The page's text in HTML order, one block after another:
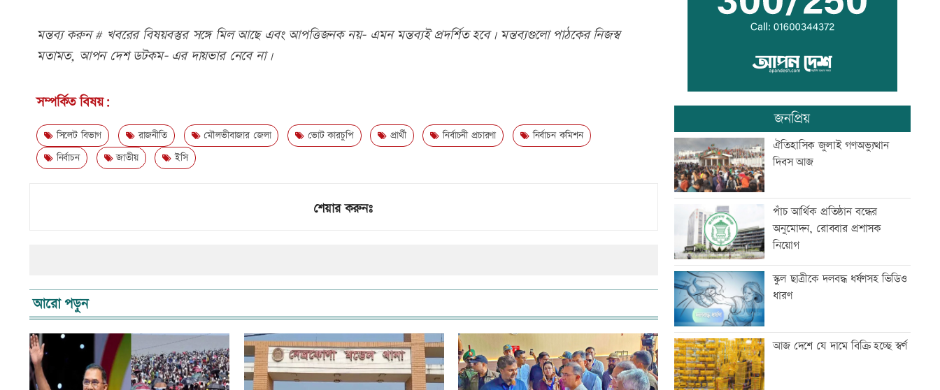
মন্তব্য করুন # খবরের বিষয়বস্তুর সঙ্গে মিল আছে এবং আপত্তিজনক নয়- এমন মন্তব্যই প্রদর্শিত হবে। মন্তব্যগুলো পাঠকের নিজস্ব
মতামত, আপন দেশ ডটকম- এর দায়ভার নেবে না।
সম্পর্কিত বিষয়:
সিলেট বিভাগ রাজনীতি মৌলভীবাজার জেলা ভোট কারচুপি প্রার্থী নির্বাচনী প্রচারণা
নির্বাচন কমিশন
নির্বাচন
জাতীয় ইসি
শেয়ার করুনঃ
আরো পড়ুন
আটকে থাকা বিমানের উড়োজাহাজ
মাতারবাড়ি কয়লা বিদ্যুৎকেন্দ্র ঘুরে
দেখলেন প্রধানমন্ত্রী
মহাস্থানগড়ে নির্মাণকাজে স্থিতাবস্থা,
সভা
জনপ্রিয়
ঐতিহাসিক জুলাই গণঅভ্যুত্থান
দিবস আজ
পাঁচ আর্থিক প্রতিষ্ঠান বন্ধের
অনুমোদন, রোববার প্রশাসক
নিয়োগ
স্কুল ছাত্রীকে দলবদ্ধ ধর্ষণসহ ভিডিও
ধারণ
আজ দেশে যে দামে বিক্রি হচ্ছে স্বর্ণ